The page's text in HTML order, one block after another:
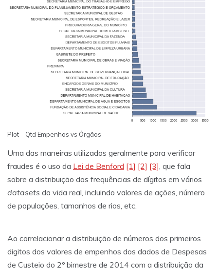
Plot – Qtd Empenhos vs Órgãos
Uma das maneiras utilizadas geralmente para verificar
fraudes é o uso da Lei de Benford [1] [2] [3] , que fala
sobre a distribuição das frequências de dígitos em vários
datasets da vida real, incluindo valores de ações, número
de populações, tamanhos de rios, etc.
Ao correlacionar a distribuição de números dos primeiros
digitos dos valores de empenhos dos dados de Despesas
de Custeio do 2º bimestre de 2014 com a distribuição da